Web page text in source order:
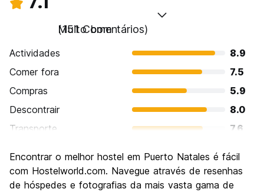
Muito bom
(151 Comentários)
Actividades
8.9
Comer fora
7.5
Compras
5.9
Descontrair
8.0
Transporte
7.6
Cultura
6.0
Festas / vida noturna
5.5
Encontrar o melhor hostel em Puerto Natales é fácil
com Hostelworld.com. Navegue através de resenhas
de hóspedes e fotografias da mais vasta gama de